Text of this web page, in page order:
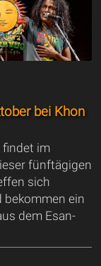
bei Khon
findet im
fünftägigen
sich
bekommen ein
dem Esan-